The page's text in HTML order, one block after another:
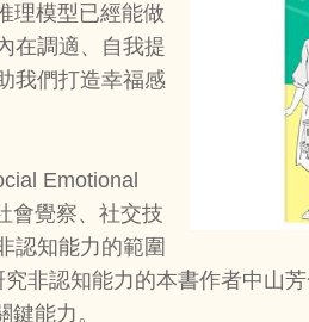
理模型已經能做
在調適、自我提
我們打造幸福感
Emotional
會覺察、社交技
認知能力的範圍
非認知能力的本書作者中山
能力。